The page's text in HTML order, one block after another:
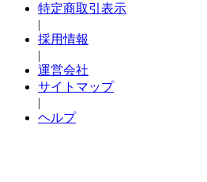
特定商取引表示
|
採用情報
|
運営会社
サイトマップ
|
ヘルプ